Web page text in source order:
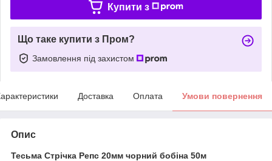
Купити з
Що таке купити з Пром?
Замовлення під захистом
Доставка Оплата Умови повернення
Опис
Тесьма Стрічка Репс 20мм чорний бобіна 50м